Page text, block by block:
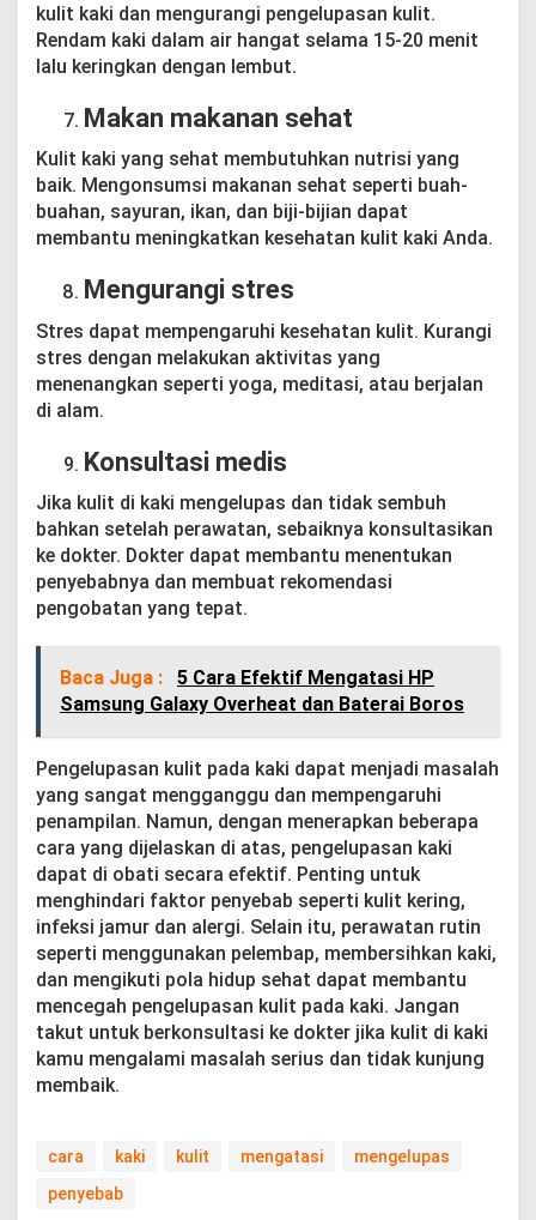
kulit kaki dan mengurangi pengelupasan kulit.
Rendam kaki dalam air hangat selama 15-20 menit
lalu keringkan dengan lembut.
Makan makanan sehat
Kulit kaki yang sehat membutuhkan nutrisi yang
baik. Mengonsumsi makanan sehat seperti buah-
buahan, sayuran, ikan, dan biji-bijian dapat
membantu meningkatkan kesehatan kulit kaki Anda.
Mengurangi stres
Stres dapat mempengaruhi kesehatan kulit. Kurangi
stres dengan melakukan aktivitas yang
menenangkan seperti yoga, meditasi, atau berjalan
di alam.
Konsultasi medis
Jika kulit di kaki mengelupas dan tidak sembuh
bahkan setelah perawatan, sebaiknya konsultasikan
ke dokter. Dokter dapat membantu menentukan
penyebabnya dan membuat rekomendasi
pengobatan yang tepat.
Baca Juga :
5 Cara Efektif Mengatasi HP
Samsung Galaxy Overheat dan Baterai Boros
Pengelupasan kulit pada kaki dapat menjadi masalah
yang sangat mengganggu dan mempengaruhi
penampilan. Namun, dengan menerapkan beberapa
cara yang dijelaskan di atas, pengelupasan kaki
dapat di obati secara efektif. Penting untuk
menghindari faktor penyebab seperti kulit kering,
infeksi jamur dan alergi. Selain itu, perawatan rutin
seperti menggunakan pelembap, membersihkan kaki,
dan mengikuti pola hidup sehat dapat membantu
mencegah pengelupasan kulit pada kaki. Jangan
takut untuk berkonsultasi ke dokter jika kulit di kaki
kamu mengalami masalah serius dan tidak kunjung
membaik.
cara kaki kulit mengatasi
mengelupas
penyebab